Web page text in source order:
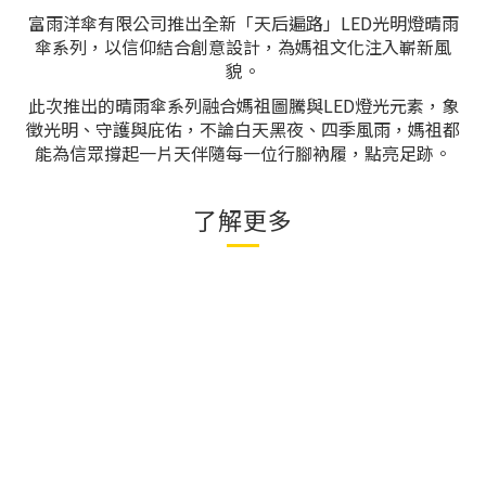
富雨洋傘有限公司推出全新「天后遍路」LED光明燈晴雨
傘系列，以信仰結合創意設計，為媽祖文化注入嶄新風
貌。
此次推出的晴雨傘系列融合媽祖圖騰與LED燈光元素，象
徵光明、守護與庇佑，不論白天黑夜、四季風雨，媽祖都
能為信眾撐起一片天伴隨每一位行腳衲履，點亮足跡。
了解更多